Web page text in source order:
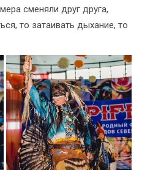
сменяли друг друга,
то затаивать дыхание, то